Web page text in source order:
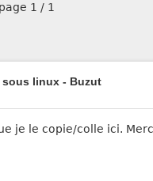
page 1 / 1
sous linux - Buzut
je le copie/colle ici.